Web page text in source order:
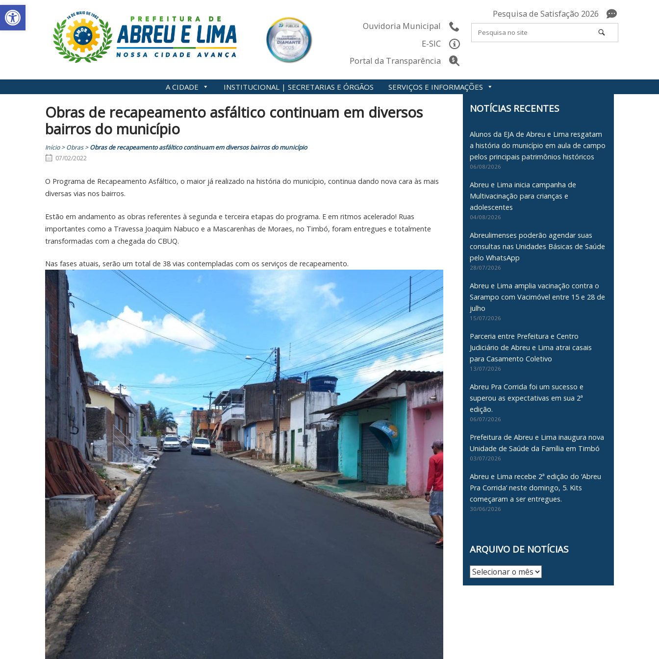
Abrir a barra de ferramentas
Skip
to
content
Ouvidoria Municipal
E-SIC
Portal da Transparência
Pesquisa de Satisfação 2026
A CIDADE INSTITUCIONAL | SECRETARIAS E ÓRGÃOS SERVIÇOS E INFORMAÇÕES
Obras de recapeamento asfáltico continuam em diversos
bairros do município
Início>Obras>Obras de recapeamento asfáltico continuam em diversos bairros do município
07/02/2022
O Programa de Recapeamento Asfáltico, o maior já realizado na história do município, continua dando nova cara às mais
diversas vias nos bairros.
Estão em andamento as obras referentes à segunda e terceira etapas do programa. E em ritmos acelerado! Ruas
importantes como a Travessa Joaquim Nabuco e a Mascarenhas de Moraes, no Timbó, foram entregues e totalmente
transformadas com a chegada do CBUQ.
Nas fases atuais, serão um total de 38 vias contempladas com os serviços de recapeamento.
NOTÍCIAS RECENTES
Alunos da EJA de Abreu e Lima resgatam
a história do município em aula de campo
pelos principais patrimônios históricos
06/08/2026
Abreu e Lima inicia campanha de
Multivacinação para crianças e
adolescentes
04/08/2026
Abreulimenses poderão agendar suas
consultas nas Unidades Básicas de Saúde
pelo WhatsApp
28/07/2026
Abreu e Lima amplia vacinação contra o
Sarampo com Vacimóvel entre 15 e 28 de
julho
15/07/2026
Parceria entre Prefeitura e Centro
Judiciário de Abreu e Lima atrai casais
para Casamento Coletivo
13/07/2026
Abreu Pra Corrida foi um sucesso e
superou as expectativas em sua 2ª
edição.
06/07/2026
Prefeitura de Abreu e Lima inaugura nova
Unidade de Saúde da Família em Timbó
03/07/2026
Abreu e Lima recebe 2ª edição do ‘Abreu
Pra Corrida’ neste domingo, 5. Kits
começaram a ser entregues.
30/06/2026
ARQUIVO DE NOTÍCIAS
Arquivo